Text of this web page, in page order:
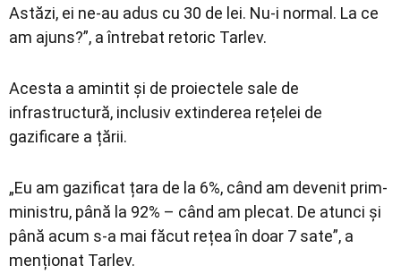
Astăzi, ei ne-au adus cu 30 de lei. Nu-i normal. La ce
am ajuns?”, a întrebat retoric Tarlev.
Acesta a amintit și de proiectele sale de
infrastructură, inclusiv extinderea rețelei de
gazificare a țării.
„Eu am gazificat țara de la 6%, când am devenit prim-
ministru, până la 92% – când am plecat. De atunci și
până acum s-a mai făcut rețea în doar 7 sate”, a
menționat Tarlev.